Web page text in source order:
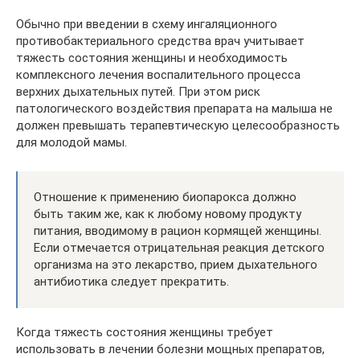
Обычно при введении в схему ингаляционного
противобактериального средства врач учитывает
тяжесть состояния женщины и необходимость
комплексного лечения воспалительного процесса
верхних дыхательных путей. При этом риск
патологического воздействия препарата на малыша не
должен превышать терапевтическую целесообразность
для молодой мамы.
Отношение к применению биопарокса должно
быть таким же, как к любому новому продукту
питания, вводимому в рацион кормящей женщины.
Если отмечается отрицательная реакция детского
организма на это лекарство, прием дыхательного
антибиотика следует прекратить.
Когда тяжесть состояния женщины требует
использовать в лечении болезни мощных препаратов,